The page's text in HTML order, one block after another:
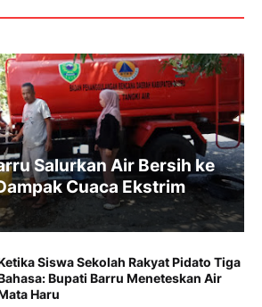
Salurkan Air Bersih ke
Cuaca Ekstrim
Siswa Sekolah Rakyat Pidato Tiga
Bupati Barru Meneteskan Air
Haru